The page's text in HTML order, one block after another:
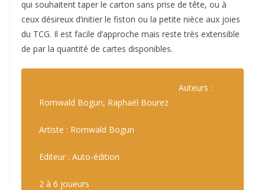
qui souhaitent taper le carton sans prise de tête, ou à
ceux désireux d’initier le fiston ou la petite nièce aux joies
du TCG. Il est facile d’approche mais reste très extensible
de par la quantité de cartes disponibles.
Auteurs :
Romwald Bogun, Raphaël Bourez
Artiste : Romwald Bogun
Editeur : Auto-édition
2 à 6 joueurs